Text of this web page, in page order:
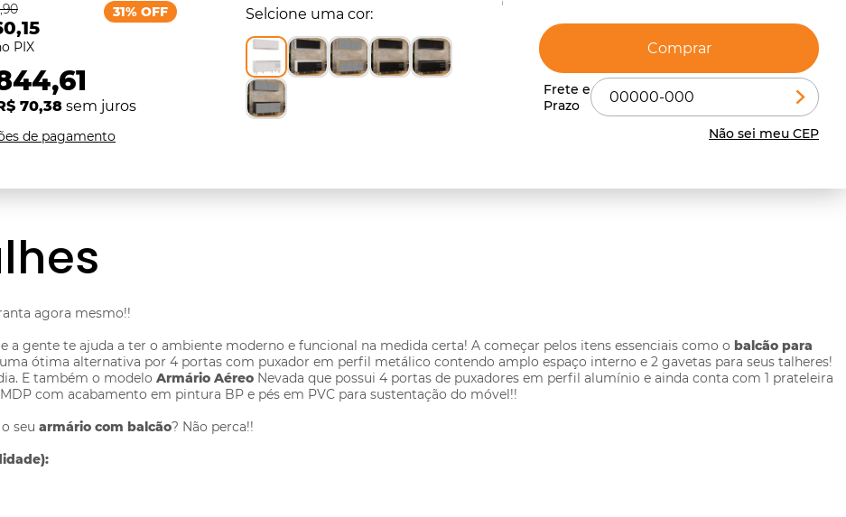
70,38 sem juros
31% OFF
de pagamento
Selcione uma cor
Comprar
Não sei meu CEP
agora mesmo!!
a gente te ajuda a ter o ambiente moderno e funcional na medida certa! A começar pelos itens essenciais como obalcão para
ótima alternativa por 4 portas com puxador em perfil metálico contendo amplo espaço interno e 2 gavetas para seus talheres!
E também o modeloArmário Aéreo Nevada que possui 4 portas de puxadores em perfil alumínio e ainda conta com 1 prateleira
com acabamento em pintura BP e pés em PVC para sustentação do móvel!!
o seuarmário com balcão? Não perca!!